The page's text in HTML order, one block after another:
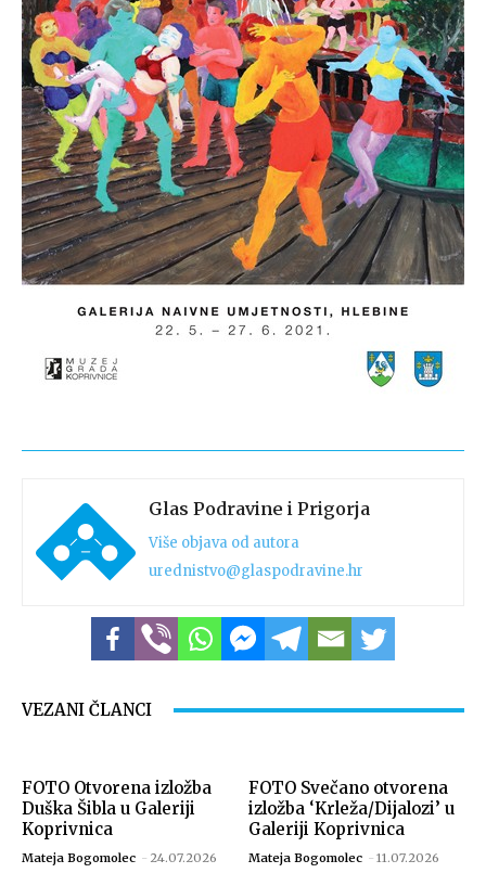
Glas Podravine i Prigorja
Više objava od autora
urednistvo@glaspodravine.hr
VEZANI ČLANCI
FOTO Otvorena izložba
Duška Šibla u Galeriji
Koprivnica
Mateja Bogomolec - 24.07.2026
FOTO Svečano otvorena
izložba ‘Krleža/Dijalozi’ u
Galeriji Koprivnica
Mateja Bogomolec - 11.07.2026